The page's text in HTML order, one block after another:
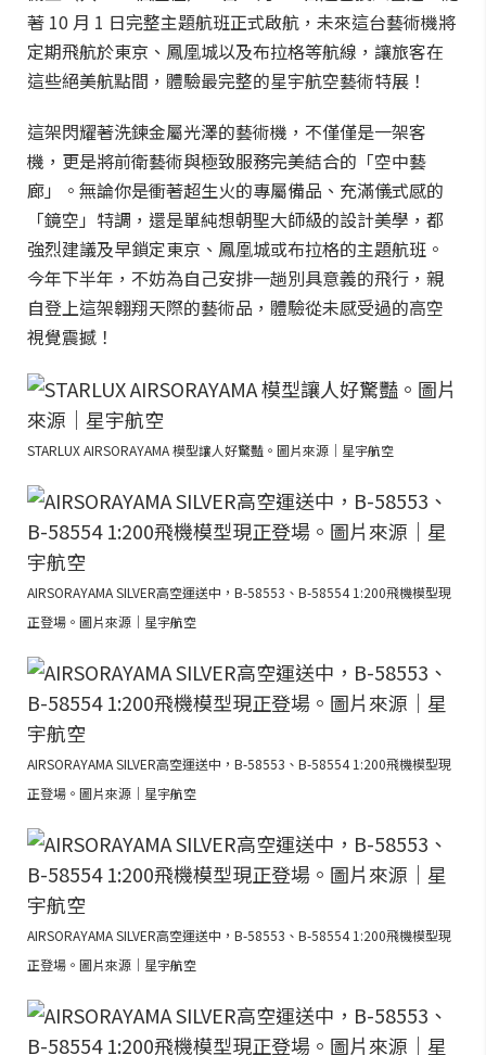
著 10 月 1 日完整主題航班正式啟航，未來這台藝術機將
定期飛航於東京、鳳凰城以及布拉格等航線，讓旅客在
這些絕美航點間，體驗最完整的星宇航空藝術特展！
這架閃耀著洗鍊金屬光澤的藝術機，不僅僅是一架客
機，更是將前衛藝術與極致服務完美結合的「空中藝
廊」。無論你是衝著超生火的專屬備品、充滿儀式感的
「鏡空」特調，還是單純想朝聖大師級的設計美學，都
強烈建議及早鎖定東京、鳳凰城或布拉格的主題航班。
今年下半年，不妨為自己安排一趟別具意義的飛行，親
自登上這架翱翔天際的藝術品，體驗從未感受過的高空
視覺震撼！
STARLUX AIRSORAYAMA 模型讓人好驚豔。圖片來源｜星宇航空
AIRSORAYAMA SILVER高空運送中，B-58553、B-58554 1:200飛機模型現
正登場。圖片來源｜星宇航空
AIRSORAYAMA SILVER高空運送中，B-58553、B-58554 1:200飛機模型現
正登場。圖片來源｜星宇航空
AIRSORAYAMA SILVER高空運送中，B-58553、B-58554 1:200飛機模型現
正登場。圖片來源｜星宇航空